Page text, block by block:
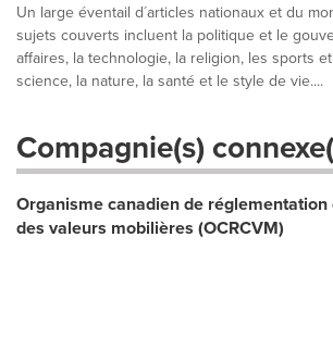
Un large éventail d´articles nationaux et du
sujets couverts incluent la politique et le
affaires, la technologie, la religion, les sports
science, la nature, la santé et le style de vie....
Compagnie(s)
Organisme canadien de
des valeurs mobilières (OCRCVM)